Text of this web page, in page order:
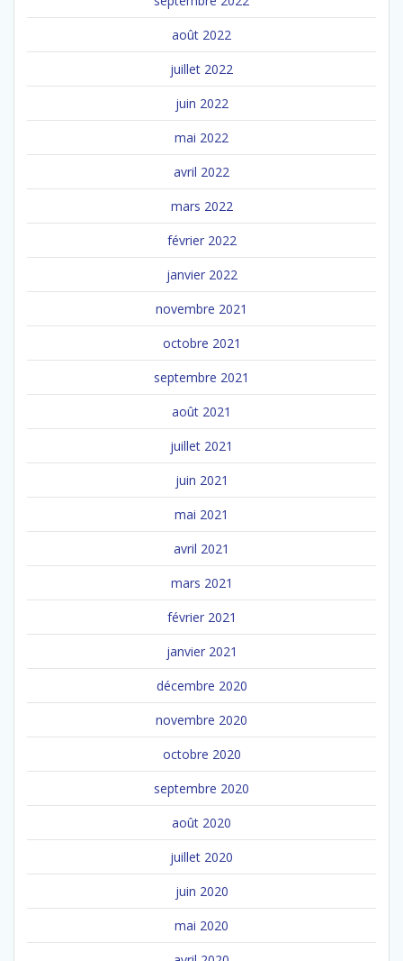
août 2022
juillet 2022
juin 2022
mai 2022
avril 2022
mars 2022
février 2022
janvier 2022
novembre 2021
octobre 2021
septembre 2021
août 2021
juillet 2021
juin 2021
mai 2021
avril 2021
mars 2021
février 2021
janvier 2021
décembre 2020
novembre 2020
octobre 2020
septembre 2020
août 2020
juillet 2020
juin 2020
mai 2020